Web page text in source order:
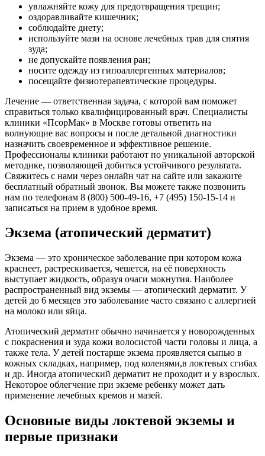
увлажняйте кожу для предотвращения трещин;
оздоравливайте кишечник;
соблюдайте диету;
используйте мази на основе лечебных трав для снятия
зуда;
не допускайте появления ран;
носите одежду из гипоаллергенных материалов;
посещайте физиотерапевтические процедуры.
Лечение — ответственная задача, с которой вам поможет
справиться только квалифицированный врач. Специалисты
клиники «ПсорМак» в Москве готовы ответить на
волнующие вас вопросы и после детальной диагностики
назначить своевременное и эффективное решение.
Профессионалы клиники работают по уникальной авторской
методике, позволяющей добиться устойчивого результата.
Свяжитесь с нами через онлайн чат на сайте или закажите
бесплатный обратный звонок. Вы можете также позвонить
нам по телефонам 8 (800) 500-49-16, +7 (495) 150-15-14 и
записаться на прием в удобное время.
Экзема (атопический дерматит)
Экзема — это хроническое заболевание при котором кожа
краснеет, растрескивается, чешется, на её поверхность
выступает жидкость, образуя очаги мокнутия. Наиболее
распространенный вид экземы — атопический дерматит. У
детей до 6 месяцев это заболевание часто связано с аллергией
на молоко или яйца.
Атопический дерматит обычно начинается у новорожденных
с покраснения и зуда кожи волосистой части головы и лица, а
также тела. У детей постарше экзема проявляется сыпью в
кожных складках, например, под коленями,в локтевых сгибах
и др. Иногда атопический дерматит не проходит и у взрослых.
Некоторое облегчение при экземе ребенку может дать
применение лечебных кремов и мазей.
Основные виды локтевой экземы и
первые признаки